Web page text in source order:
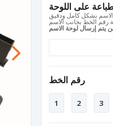
على اللوحة
يتم إرسال لوحة الاسم
رقم الخط
1 2 3